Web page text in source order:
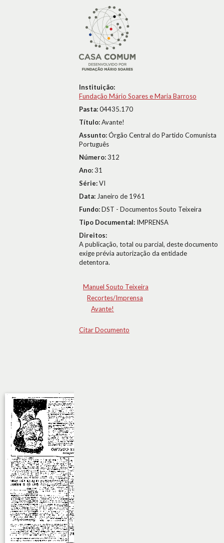
Instituição:
Fundação Mário Soares e Maria Barroso
Pasta:04435.170
Título:Avante!
Assunto:Órgão Central do Partido Comunista
Português
Número:312
Ano:31
Série:VI
Data: Janeiro de 1961
Fundo:DST - Documentos Souto Teixeira
Tipo Documental: IMPRENSA
Direitos:
A publicação, total ou parcial, deste documento
exige prévia autorização da entidade
detentora.
Manuel Souto Teixeira
Recortes/Imprensa
Avante!
Citar Documento